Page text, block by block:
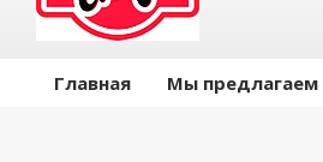
Главная Мы предлагаем